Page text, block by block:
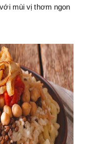
mùi vị thơm ngon